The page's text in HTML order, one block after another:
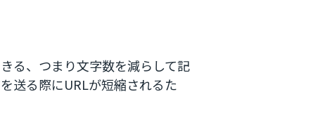
る、つまり文字数を減らして記
送る際にURLが短縮されるた